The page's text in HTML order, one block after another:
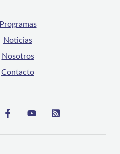
Programas
Noticias
Nosotros
Contacto